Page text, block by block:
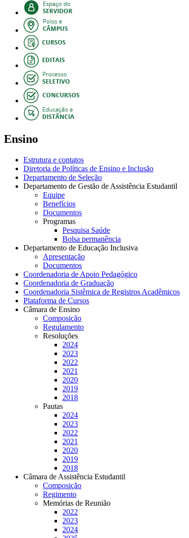
Ensino
Estrutura e contatos
Diretoria de Políticas de Ensino e Inclusão
Departamento de Seleção
Departamento de Gestão de Assistência Estudantil
Equipe
Benefícios
Documentos
Programas
Pesquisa Saúde
Bolsa permanência
Departamento de Educação Inclusiva
Apresentação
Documentos
Coordenadoria de Apoio Pedagógico
Coordenadoria de Graduação
Coordenadoria Sistêmica de Registros Acadêmicos
Plataforma de Cursos
Câmara de Ensino
Composição
Regulamento
Resoluções
2024
2023
2022
2021
2020
2019
2018
Pautas
2024
2023
2022
2021
2020
2019
2018
Câmara de Assistência Estudantil
Composição
Regimento
Memórias de Reunião
2022
2023
2024